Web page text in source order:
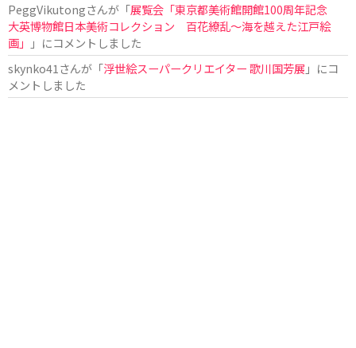
PeggVikutongさんが「展覧会「東京都美術館開館100周年記念
大英博物館日本美術コレクション 百花繚乱〜海を越えた江戸絵
画」
」にコメントしました
skynko41さんが「浮世絵スーパークリエイター 歌川国芳展 」にコ
メントしました